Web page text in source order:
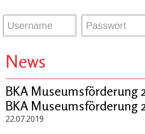
News
BKA Museumsförderung
BKA Museumsförderung
22.07.2019